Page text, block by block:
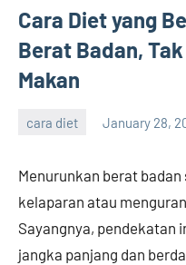
Cara Diet yang
Berat Badan,
Makan
cara diet January 28,
Menurunkan berat
kelaparan atau
Sayangnya, pendekatan
jangka panjang dan